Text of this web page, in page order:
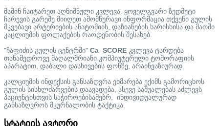
მაშინ ჩაიტარეთ აღნიშნული კვლევა. ყოველგვარი ზედმეტი
ჩარევის გარეშე მიიღეთ ამომწურავი ინფორმაცია თქვენი გულის
მკვებავი არტერიების ანატომიის, დაზიანების ხარისხისა და მათში
კაცლიუმის ფოლაქების რაოდენობის შესახებ.
"ჩაფიძის გულის ცენტრში" Ca SCORE კვლევა ტარდება
თანამედროვე მაღალშრიანი კომპიუტერული ტომორაფიის
აპარატით, დაბალი დასხივების ფონზე, არაინვაზიურად.
კალციუმის ინდექსის განსაზღვრა ეხმარება ექიმს გამორიცხოს
გულის სისხლძარვების დაავადება, ასევე საშუალებას აძლევს
პაციენტისთვის საჭიროებისამებრ, ინდივიდუალურად
განსაზღვროს მკურნალობის ტაქტიკა.
სტატიის ავტორი